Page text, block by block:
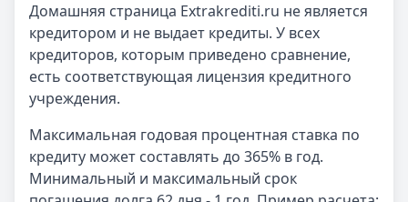
Домашняя страница Extrakrediti.ru не является
кредитором и не выдает кредиты. У всех
кредиторов, которым приведено сравнение,
есть соответствующая лицензия кредитного
учреждения.
Максимальная годовая процентная ставка по
кредиту может составлять до 365% в год.
Минимальный и максимальный срок